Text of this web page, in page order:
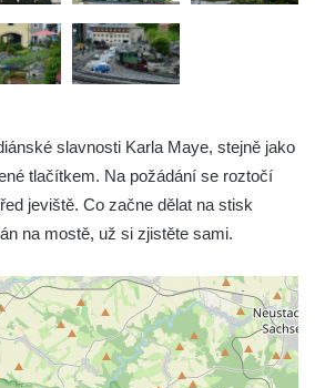
slavnosti Karla Maye, stejně jako
tlačítkem. Na požádání se roztočí
jeviště. Co začne dělat na stisk
na mostě, už si zjistěte sami.